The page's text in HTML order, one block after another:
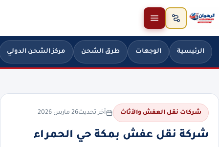
تخطَّ إلى المحتوى
الرئيسية الوجهات طرق الشحن مركز الشحن الدولي
شركات نقل العفش والأثاث آخر تحديث26 مارس 2026
شركة نقل عفش بمكة حي الحمراء